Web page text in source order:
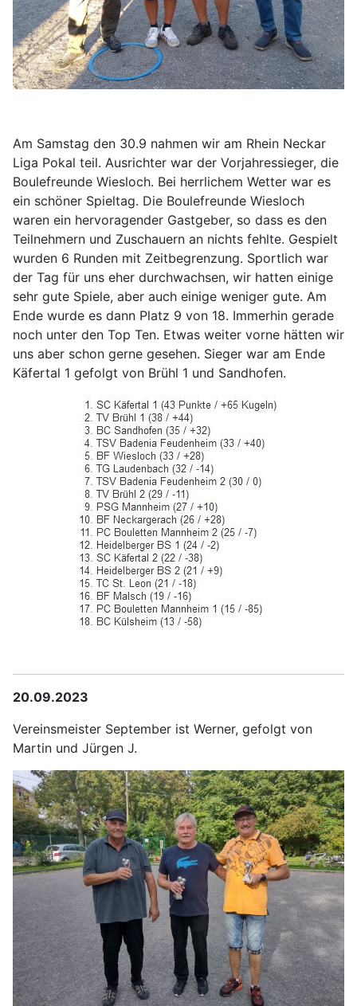
Am Samstag den 30.9 nahmen wir am Rhein Neckar
Liga Pokal teil. Ausrichter war der Vorjahressieger, die
Boulefreunde Wiesloch. Bei herrlichem Wetter war es
ein schöner Spieltag. Die Boulefreunde Wiesloch
waren ein hervoragender Gastgeber, so dass es den
Teilnehmern und Zuschauern an nichts fehlte. Gespielt
wurden 6 Runden mit Zeitbegrenzung. Sportlich war
der Tag für uns eher durchwachsen, wir hatten einige
sehr gute Spiele, aber auch einige weniger gute. Am
Ende wurde es dann Platz 9 von 18. Immerhin gerade
noch unter den Top Ten. Etwas weiter vorne hätten wir
uns aber schon gerne gesehen. Sieger war am Ende
Käfertal 1 gefolgt von Brühl 1 und Sandhofen.
20.09.2023
Vereinsmeister September ist Werner, gefolgt von
Martin und Jürgen J.